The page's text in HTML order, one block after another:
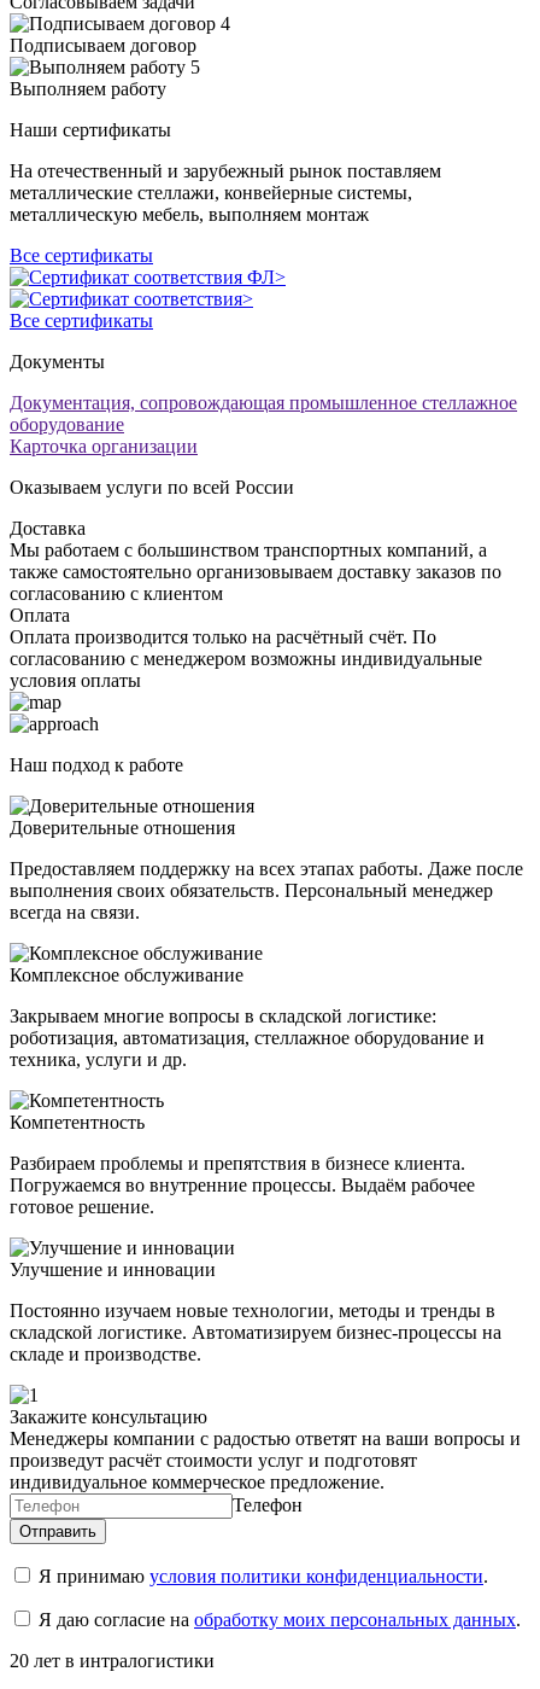
4
Подписываем договор
5
Выполняем работу
Наши сертификаты
На отечественный и зарубежный рынок поставляем
металлические стеллажи, конвейерные системы,
металлическую мебель, выполняем монтаж
Все сертификаты
Все сертификаты
Документы
Документация, сопровождающая промышленное стеллажное
оборудование
Карточка организации
Оказываем услуги по всей России
Доставка
Мы работаем с большинством транспортных компаний, а
также самостоятельно организовываем доставку заказов по
согласованию с клиентом
Оплата
Оплата производится только на расчётный счёт. По
согласованию с менеджером возможны индивидуальные
условия оплаты
Наш подход к работе
Доверительные отношения
Предоставляем поддержку на всех этапах работы. Даже после
выполнения своих обязательств. Персональный менеджер
всегда на связи.
Комплексное обслуживание
Закрываем многие вопросы в складской логистике:
роботизация, автоматизация, стеллажное оборудование и
техника, услуги и др.
Компетентность
Разбираем проблемы и препятствия в бизнесе клиента.
Погружаемся во внутренние процессы. Выдаём рабочее
готовое решение.
Улучшение и инновации
Постоянно изучаем новые технологии, методы и тренды в
складской логистике. Автоматизируем бизнес-процессы на
складе и производстве.
Закажите консультацию
Менеджеры компании с радостью ответят на ваши вопросы и
произведут расчёт стоимости услуг и подготовят
индивидуальное коммерческое предложение.
Телефон
Я принимаю условия политики конфиденциальности.
Я даю согласие на обработку моих персональных данных.
20 лет в интралогистики